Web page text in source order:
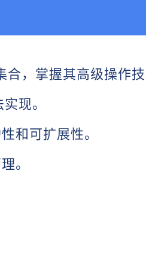
，掌握其高级操作技
现。
和可扩展性。
。